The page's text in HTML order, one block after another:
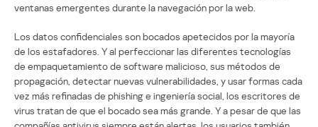
ventanas emergentes durante la navegación por la web.
Los datos confidenciales son bocados apetecidos por la mayoría
de los estafadores. Y al perfeccionar las diferentes tecnologías
de empaquetamiento de software malicioso, sus métodos de
propagación, detectar nuevas vulnerabilidades, y usar formas cada
vez más refinadas de phishing e ingeniería social, los escritores de
virus tratan de que el bocado sea más grande. Y a pesar de que las